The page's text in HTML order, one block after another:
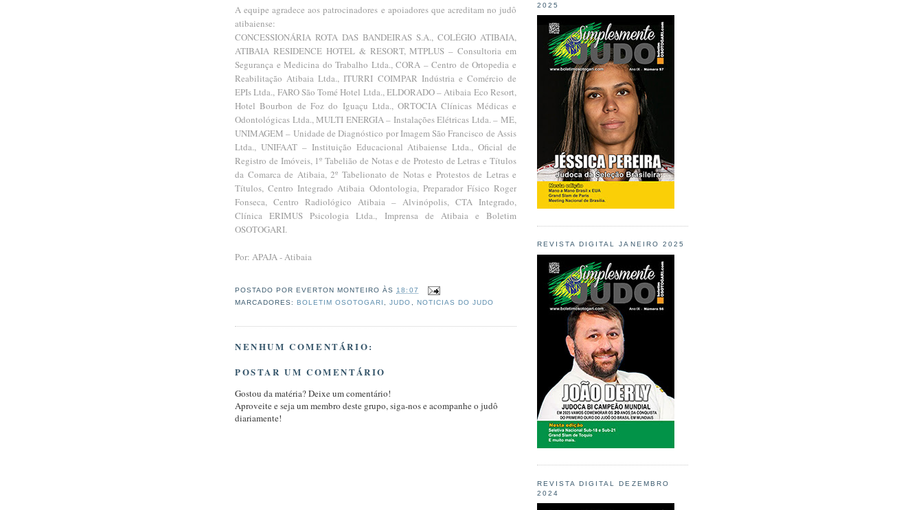
A equipe agradece aos patrocinadores e apoiadores que acreditam no judô
atibaiense:
CONCESSIONÁRIA ROTA DAS BANDEIRAS S.A., COLÉGIO ATIBAIA,
ATIBAIA RESIDENCE HOTEL & RESORT, MTPLUS – Consultoria em
Segurança e Medicina do Trabalho Ltda., CORA – Centro de Ortopedia e
Reabilitação Atibaia Ltda., ITURRI COIMPAR Indústria e Comércio de
EPIs Ltda., FARO São Tomé Hotel Ltda., ELDORADO – Atibaia Eco Resort,
Hotel Bourbon de Foz do Iguaçu Ltda., ORTOCIA Clínicas Médicas e
Odontológicas Ltda., MULTI ENERGIA – Instalações Elétricas Ltda. – ME,
UNIMAGEM – Unidade de Diagnóstico por Imagem São Francisco de Assis
Ltda., UNIFAAT – Instituição Educacional Atibaiense Ltda., Oficial de
Registro de Imóveis, 1º Tabelião de Notas e de Protesto de Letras e Títulos
da Comarca de Atibaia, 2º Tabelionato de Notas e Protestos de Letras e
Títulos, Centro Integrado Atibaia Odontologia, Preparador Físico Roger
Fonseca, Centro Radiológico Atibaia – Alvinópolis, CTA Integrado,
Clínica ERIMUS Psicologia Ltda., Imprensa de Atibaia e Boletim
OSOTOGARI.
Por: APAJA - Atibaia
POSTADO POR EVERTON MONTEIRO ÀS18:07
MARCADORES:BOLETIM OSOTOGARI ,JUDO , NOTICIAS DO JUDO
NENHUM COMENTÁRIO:
POSTAR UM COMENTÁRIO
Gostou da matéria? Deixe um comentário!
Aproveite e seja um membro deste grupo, siga-nos e acompanhe o judô
diariamente!
2025
REVISTA DIGITAL JANEIRO 2025
REVISTA DIGITAL DEZEMBRO
2024